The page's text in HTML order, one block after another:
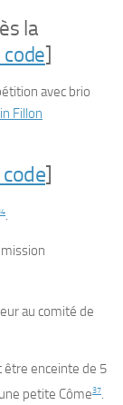
la
]
avec brio
Fillon
]
.
au comité de
être enceinte de 5
petite Côme37.